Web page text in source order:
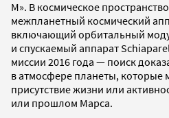
М». В космическое
межпланетный космический
включающий орбитальный
и спускаемый аппарат
миссии 2016 года — поиск
в атмосфере планеты, которые
присутствие жизни или
или прошлом Марса.